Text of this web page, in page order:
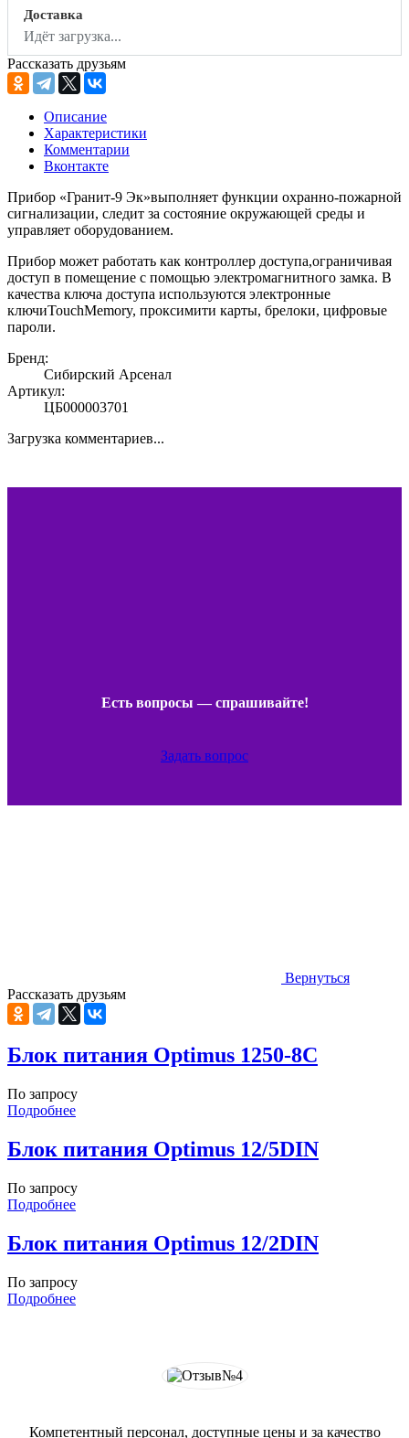
Доставка
Идёт загрузка...
Рассказать друзьям
Описание
Характеристики
Комментарии
Вконтакте
Прибор «Гранит-9 Эк»выполняет функции охранно-пожарной
сигнализации, следит за состояние окружающей среды и
управляет оборудованием.
Прибор может работать как контроллер доступа,ограничивая
доступ в помещение с помощью электромагнитного замка. В
качества ключа доступа используются электронные
ключиTouchMemory, проксимити карты, брелоки, цифровые
пароли.
Бренд:
Сибирский Арсенал
Артикул:
ЦБ000003701
Загрузка комментариев...
Есть вопросы — спрашивайте!
Задать вопрос
Вернуться
Рассказать друзьям
Блок питания Optimus 1250-8C
По запросу
Подробнее
Блок питания Optimus 12/5DIN
По запросу
Подробнее
Блок питания Optimus 12/2DIN
По запросу
Подробнее
Компетентный персонал, доступные цены и за качество